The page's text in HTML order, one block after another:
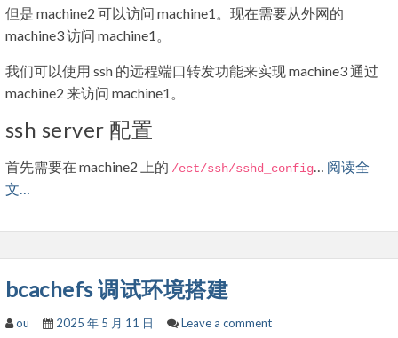
但是 machine2 可以访问 machine1。现在需要从外网的
machine3 访问 machine1。
我们可以使用 ssh 的远程端口转发功能来实现 machine3 通过
machine2 来访问 machine1。
ssh server 配置
首先需要在 machine2 上的 /ect/ssh/sshd_config… 阅读全
文…
bcachefs 调试环境搭建
ou 2025 年 5 月 11 日 Leave a comment